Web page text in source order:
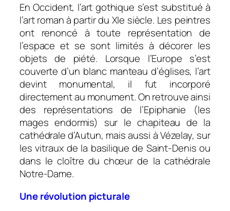
En Occident, l’art gothique s’est substitué à
l’art roman à partir du XIe siècle. Les peintres
ont renoncé à toute représentation de
l’espace et se sont limités à décorer les
objets de piété. Lorsque l’Europe s’est
couverte d’un blanc manteau d’églises, l’art
devint monumental, il fut incorporé
directement au monument. On retrouve ainsi
des représentations de l’Epiphanie (les
mages endormis) sur le chapiteau de la
cathédrale d’Autun, mais aussi à Vézelay, sur
les vitraux de la basilique de Saint-Denis ou
dans le cloître du chœur de la cathédrale
Notre-Dame.
Une révolution picturale